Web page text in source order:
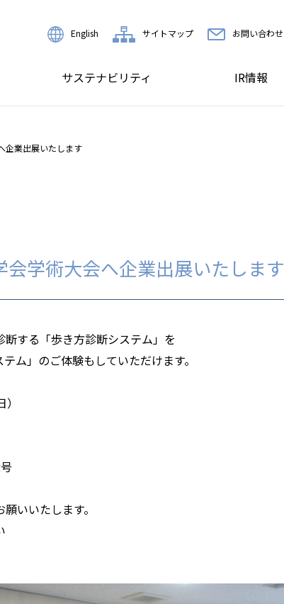
English サイトマップ お問い合わせ
サステナビリティ IR情報
企業出展いたします
学術大会へ企業出展いたします
する「歩き方診断システム」を
ム」のご体験もしていただけます。
いいたします。